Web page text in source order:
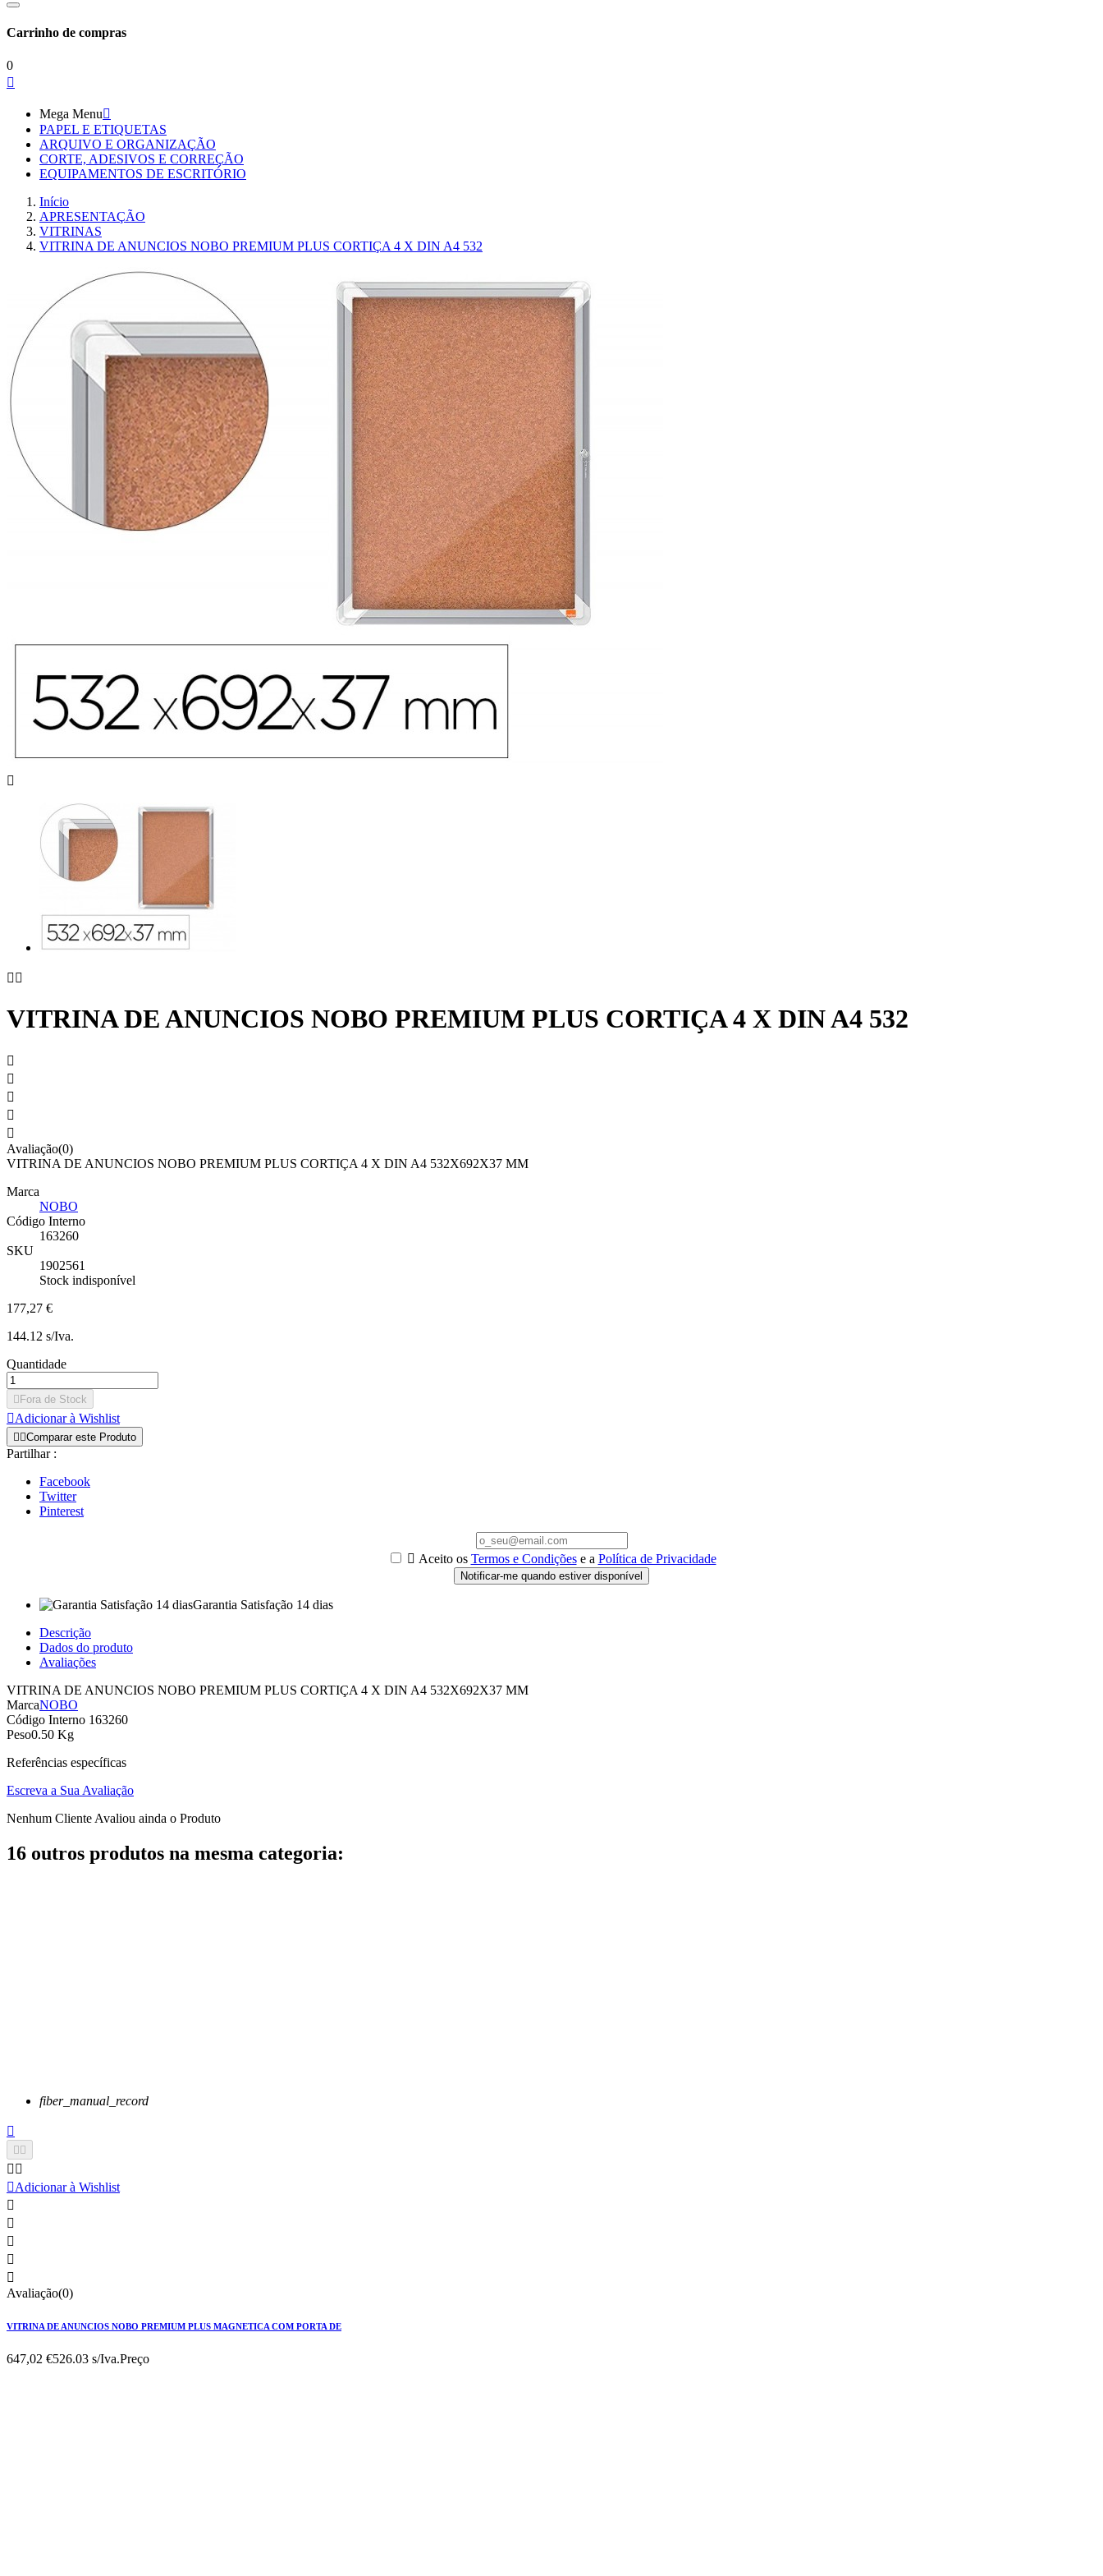
Carrinho de compras
0

Mega Menu
PAPEL E ETIQUETAS
ARQUIVO E ORGANIZAÇÃO
CORTE, ADESIVOS E CORREÇÃO
EQUIPAMENTOS DE ESCRITÓRIO
Início
APRESENTAÇÃO
VITRINAS
VITRINA DE ANUNCIOS NOBO PREMIUM PLUS CORTIÇA 4 X DIN A4 532

 
VITRINA DE ANUNCIOS NOBO PREMIUM PLUS CORTIÇA 4 X DIN A4 532





Avaliação(0)
VITRINA DE ANUNCIOS NOBO PREMIUM PLUS CORTIÇA 4 X DIN A4 532X692X37 MM
Marca
NOBO
Código Interno
163260
SKU
1902561
Stock indisponível
177,27 €
144.12 s/Iva.
Quantidade
 Fora de Stock
Adicionar à Wishlist
 Comparar este Produto
Partilhar :
Facebook
Twitter
Pinterest
 Aceito os Termos e Condiçõese a Política de Privacidade
Notificar-me quando estiver disponível
Garantia Satisfação 14 dias
Descrição
Dados do produto
Avaliações
VITRINA DE ANUNCIOS NOBO PREMIUM PLUS CORTIÇA 4 X DIN A4 532X692X37 MM
MarcaNOBO
Código Interno 163260
Peso0.50 Kg
Referências específicas
Escreva a Sua Avaliação
Nenhum Cliente Avaliou ainda o Produto
16 outros produtos na mesma categoria:
fiber_manual_record

 
 
Adicionar à Wishlist





Avaliação(0)
VITRINA DE ANUNCIOS NOBO PREMIUM PLUS MAGNETICA COM PORTA DE
647,02 €526.03 s/Iva.Preço